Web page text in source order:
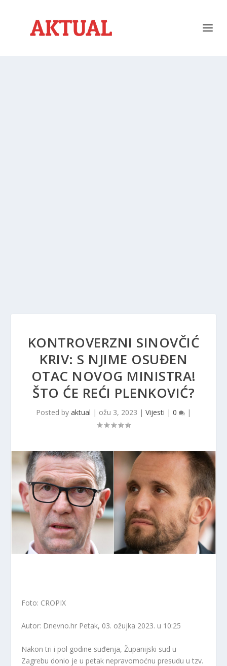
KONTROVERZNI SINOVČIĆ
KRIV: S NJIME OSUĐEN
OTAC NOVOG MINISTRA!
ŠTO ĆE REĆI PLENKOVIĆ?
Posted by aktual | ožu 3, 2023 | Vijesti | 0 |
Foto: CROPIX
Autor: Dnevno.hr Petak, 03. ožujka 2023. u 10:25
Nakon tri i pol godine suđenja, Županijski sud u
Zagrebu donio je u petak nepravomoćnu presudu u tzv.